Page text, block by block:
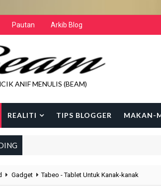
Pautan Arkib Blog
ANIF MENULIS (BEAM)
REALITI TIPS BLOGGER MAKAN-
Gadget Tabeo - Tablet Untuk Kanak-kanak